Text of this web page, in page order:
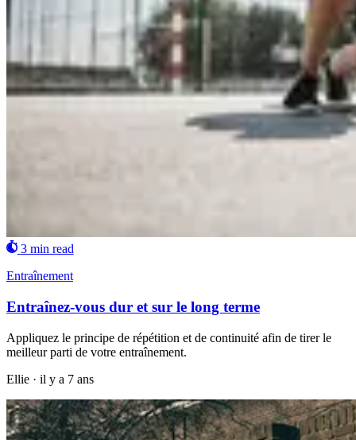
3 min read
Entraînement
Entraînez-vous dur et sur le long terme
Appliquez le principe de répétition et de continuité afin de tirer le
meilleur parti de votre entraînement.
Ellie · il y a 7 ans